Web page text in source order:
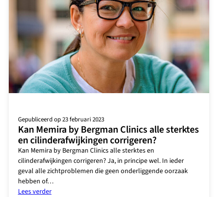
Gepubliceerd op 23 februari 2023
Kan Memira by Bergman Clinics alle sterktes
en cilinderafwijkingen corrigeren?
Kan Memira by Bergman Clinics alle sterktes en
cilinderafwijkingen corrigeren? Ja, in principe wel. In ieder
geval alle zichtproblemen die geen onderliggende oorzaak
hebben of…
Lees verder: